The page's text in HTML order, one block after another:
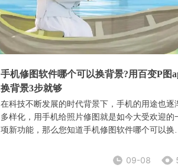
手机修图软件哪个可以换背景?用百变P图
换背景3步就够
在科技不断发展的时代背景下，手机的用途也逐
多样化，用手机给照片修图就是如今大受欢迎的
项新功能，那么您知道手机修图软件哪个可以换
09-08